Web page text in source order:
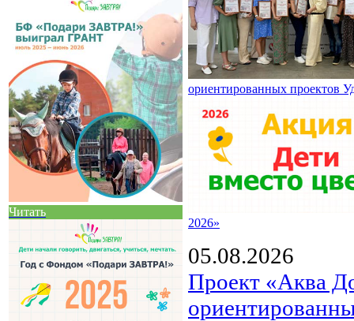
Читать
ориентированных проектов
2026»
05.08.2026
Проект «Аква